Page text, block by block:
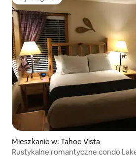
Mieszkanie w: Tahoe Vista
Rustykalne romantyczne condo